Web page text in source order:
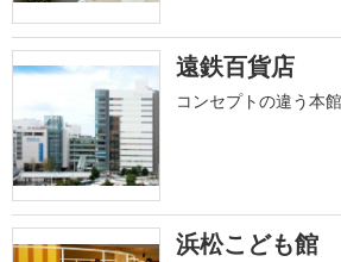
遠鉄百貨店
コンセプトの違う本
浜松こども館